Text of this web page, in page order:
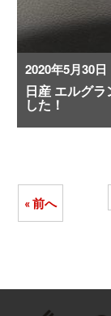
2020年5月30日
日産 エルグ
した！
« 前へ